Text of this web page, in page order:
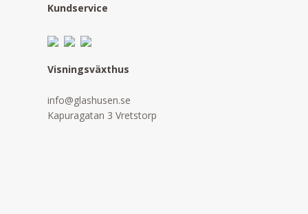
Kundservice
Visningsväxthus
info@glashusen.se
Kapuragatan 3 Vretstorp